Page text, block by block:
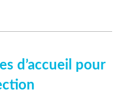
d’accueil pour